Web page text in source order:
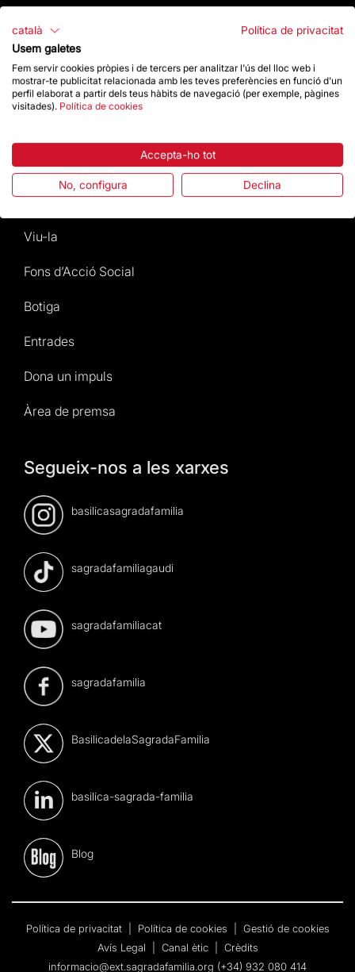
Mapa Web
Actes 2026
Visita
Gaudí
La Basílica
Viu-la
Fons d’Acció Social
Botiga
Entrades
Dona un impuls
Àrea de premsa
Segueix-nos a les xarxes
basilicasagradafamilia
sagradafamiliagaudi
sagradafamiliacat
sagradafamilia
BasilicadelaSagradaFamilia
basilica-sagrada-familia
Blog
Política de privacitat Política de cookies
Gestió de cookies
Avís Legal
Canal ètic
Crèdits
informacio@ext.sagradafamilia.org (+34) 932 080 414
català
Política de privacitat
Usem galetes
Fem servir cookies pròpies i de tercers per analitzar l'ús del lloc web i
mostrar-te publicitat relacionada amb les teves preferències en funció d'un
perfil elaborat a partir dels teus hàbits de navegació (per exemple, pàgines
visitades). Política de cookies
Accepta-ho tot
No, configura Declina